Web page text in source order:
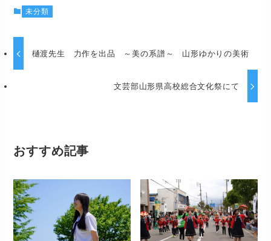
未分類
樋渡先生 力作を出品 ～美の系譜～ 山形ゆかりの美術
文芸部山形県高校総合文化祭にて
おすすめ記事